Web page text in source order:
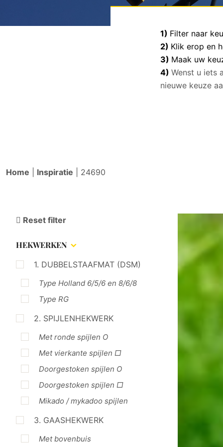
1) Filter naar
2) Klik erop en
3) Maak uw
4) Wenst u iets
nieuwe keuze
Home Inspiratie 24690
Reset filter
HEKWERKEN
1. DUBBELSTAAFMAT (DSM)
Type Holland 6/5/6 en 8/6/8
Type RG
2. SPIJLENHEKWERK
Met ronde spijlen O
Met vierkante spijlen □
Doorgestoken spijlen O
Doorgestoken spijlen □
Mikado / mykadoo spijlen
3. GAASHEKWERK
Met bovenbuis